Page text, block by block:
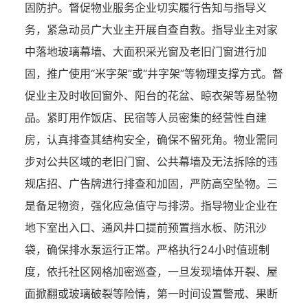
固防护。 督促物业服务企业切实履行告知与指导义
务，紧急动员广大业主开展自查自救。指导业主对家
中落地玻璃幕墙、大面积采光窗及老旧门窗进行加
固，推广使用“米字架”或“井字架”等物理支撑方式。督
促业主及时收回窗外、阳台的花盆、晾衣架等易坠物
品。紧盯用作饭店、民宿等人员密集的经营性自建
房，认真排查其结构安全，确保不留死角。物业需同
步对公共区域的老旧门窗、公共幕墙及无法拆除的违
规店招、广告牌进行排查和加固，严防高空坠物。 三
是备足物资，强化应急值守与排涝。 指导物业企业在
地下室出入口、通风井口提前预置挡水板、防汛沙
袋，确保排水泵运行正常。严格执行24小时值班制
度，依托社区网格加密巡查，一旦发现墙体开裂、屋
面掀翻或玻璃破裂等险情，第一时间设置警戒、果断